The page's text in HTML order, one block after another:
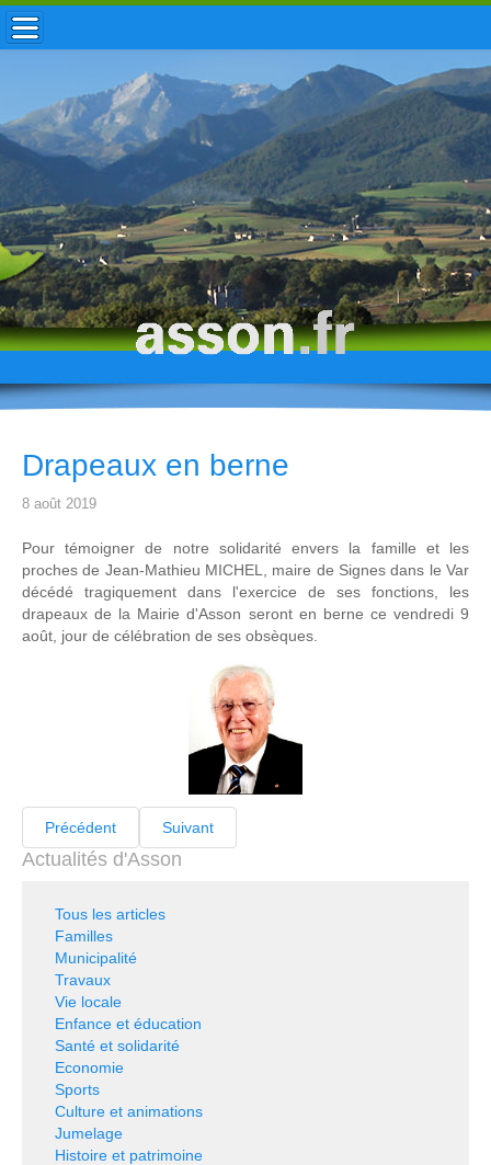
ACCUEIL / INFOS
MUNICIPALITÉ
VIE LOCALE
ENFANCE
TOURISME
HISTOIRE
Drapeaux en berne
8 août 2019
Pour témoigner de notre solidarité envers la famille et les
proches de Jean-Mathieu MICHEL, maire de Signes dans le Var
décédé tragiquement dans l'exercice de ses fonctions, les
drapeaux de la Mairie d'Asson seront en berne ce vendredi 9
août, jour de célébration de ses obsèques.
Précédent Suivant
Actualités d'Asson
Tous les articles
Familles
Municipalité
Travaux
Vie locale
Enfance et éducation
Santé et solidarité
Economie
Sports
Culture et animations
Jumelage
Histoire et patrimoine